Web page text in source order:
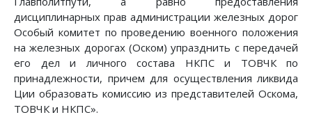
дисциплинарных прав администрации железных дорог
Особый комитет по проведению военного положения
на железных дорогах (Оском) упразднить с передачей
его дел и личного состава НКПС и ТОВЧК по
принадлежности, причем для осуществления ликвида
Ции образовать комиссию из представителей Оскома,
ТОВЧК и НКПС».